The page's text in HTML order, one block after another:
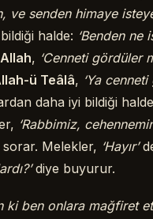
senden himaye
halde: ‘Benden ne
, ‘Cenneti gördüler
ü Teâlâ, ‘Ya
daha iyi bildiği
‘Rabbimiz,
Melekler, ‘Hayır’
diye buyurur.
ki ben onlara mağfiret